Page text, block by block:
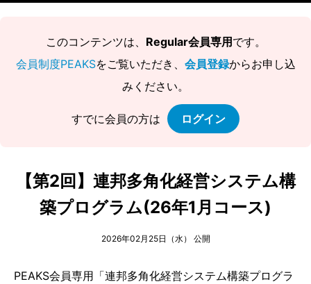
このコンテンツは、 Regular会員専用です。
会員制度PEAKSをご覧いただき、 会員登録からお申し込
みください。
すでに会員の方は ログイン
【第2回】連邦多角化経営システム構
築プログラム(26年1月コース)
2026年02月25日（水） 公開
PEAKS会員専用「連邦多角化経営システム構築プログラ